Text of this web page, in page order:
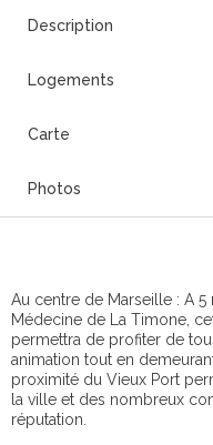
Description
Logements
Carte
Photos
Au centre de Marseille : A
Médecine de La Timone,
permettra de profiter de
animation tout en
proximité du Vieux Port
la ville et des nombreux
réputation.